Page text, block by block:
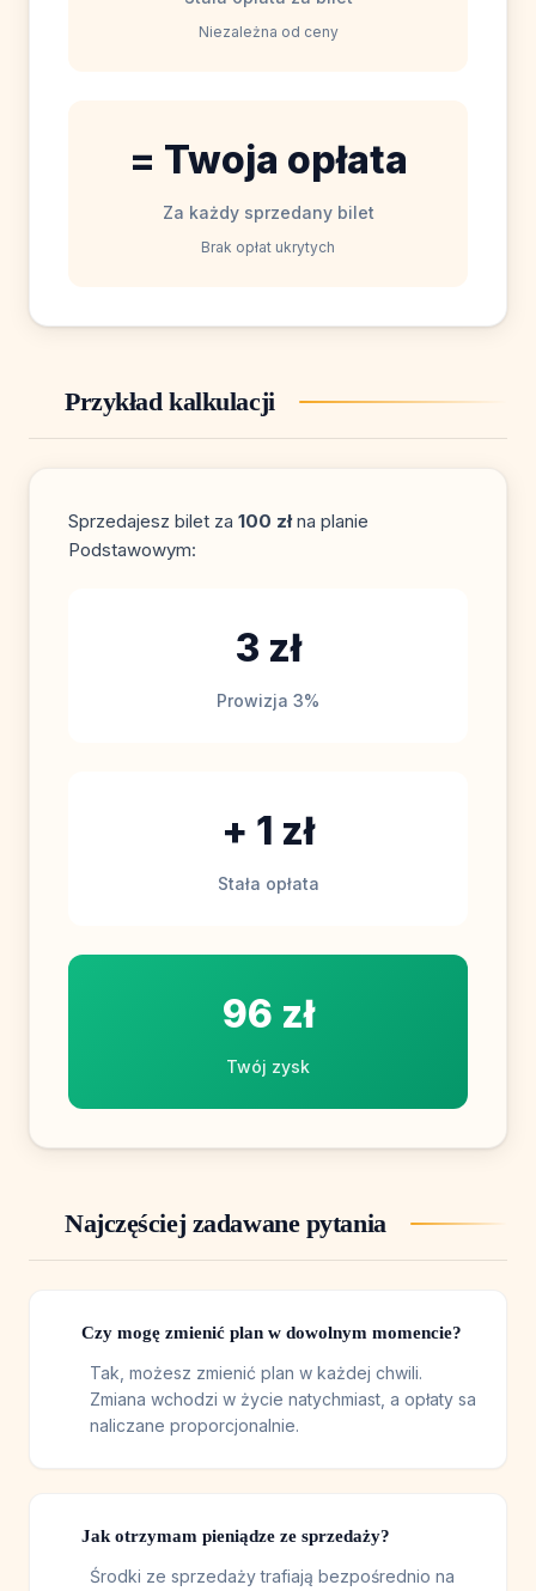
Niezależna od ceny
= Twoja opłata
Za każdy sprzedany bilet
Brak opłat ukrytych
Przykład kalkulacji
Sprzedajesz bilet za 100 złna planie
Podstawowym:
3 zł
Prowizja 3%
+ 1 zł
Stała opłata
96 zł
Twój zysk
Najczęściej zadawane pytania
Czy mogę zmienić plan w dowolnym momencie?
Tak, możesz zmienić plan w każdej chwili.
Zmiana wchodzi w życie natychmiast, a opłaty sa
naliczane proporcjonalnie.
Jak otrzymam pieniądze ze sprzedaży?
Środki ze sprzedaży trafiają bezpośrednio na